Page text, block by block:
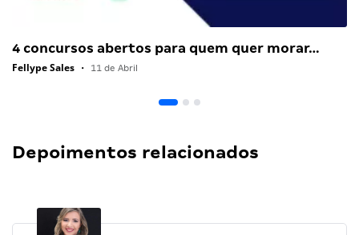
4 concursos abertos para quem quer morar…
Fellype Sales • 11 de Abril
Depoimentos relacionados